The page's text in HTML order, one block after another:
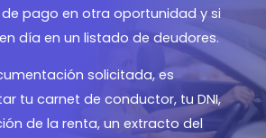
pago en otra oportunidad y si
día en un listado de deudores.
solicitada, es
tu carnet de conductor, tu DNI,
de la renta, un extracto del